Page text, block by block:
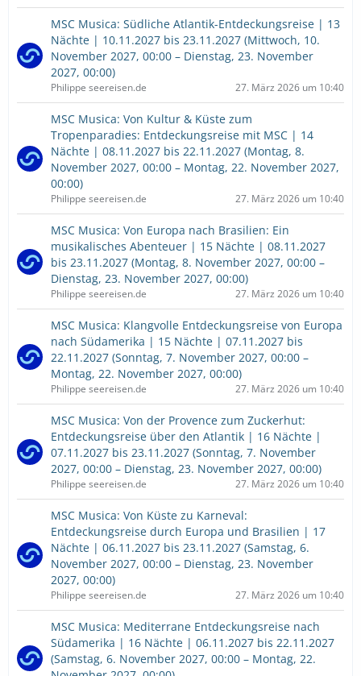
MSC Musica: Südliche Atlantik-Entdeckungsreise | 13
Nächte | 10.11.2027 bis 23.11.2027 (Mittwoch, 10.
November 2027, 00:00 – Dienstag, 23. November
2027, 00:00)
Philippe seereisen.de 27. März 2026 um 10:40
MSC Musica: Von Kultur & Küste zum
Tropenparadies: Entdeckungsreise mit MSC | 14
Nächte | 08.11.2027 bis 22.11.2027 (Montag, 8.
November 2027, 00:00 – Montag, 22. November 2027,
00:00)
Philippe seereisen.de 27. März 2026 um 10:40
MSC Musica: Von Europa nach Brasilien: Ein
musikalisches Abenteuer | 15 Nächte | 08.11.2027
bis 23.11.2027 (Montag, 8. November 2027, 00:00 –
Dienstag, 23. November 2027, 00:00)
Philippe seereisen.de 27. März 2026 um 10:40
MSC Musica: Klangvolle Entdeckungsreise von Europa
nach Südamerika | 15 Nächte | 07.11.2027 bis
22.11.2027 (Sonntag, 7. November 2027, 00:00 –
Montag, 22. November 2027, 00:00)
Philippe seereisen.de 27. März 2026 um 10:40
MSC Musica: Von der Provence zum Zuckerhut:
Entdeckungsreise über den Atlantik | 16 Nächte |
07.11.2027 bis 23.11.2027 (Sonntag, 7. November
2027, 00:00 – Dienstag, 23. November 2027, 00:00)
Philippe seereisen.de 27. März 2026 um 10:40
MSC Musica: Von Küste zu Karneval:
Entdeckungsreise durch Europa und Brasilien | 17
Nächte | 06.11.2027 bis 23.11.2027 (Samstag, 6.
November 2027, 00:00 – Dienstag, 23. November
2027, 00:00)
Philippe seereisen.de 27. März 2026 um 10:40
MSC Musica: Mediterrane Entdeckungsreise nach
Südamerika | 16 Nächte | 06.11.2027 bis 22.11.2027
(Samstag, 6. November 2027, 00:00 – Montag, 22.